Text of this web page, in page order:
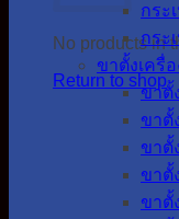
No products in
Return to shop
กระ
กระ
ขาตั้งเครื่
ขาตั้
ขาตั้
ขาตั้
ขาตั้
ขาตั้